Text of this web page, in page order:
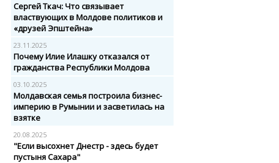
Сергей Ткач: Что связывает
властвующих в Молдове политиков и
«друзей Эпштейна»
23.11.2025
Почему Илие Илашку отказался от
гражданства Республики Молдова
03.10.2025
Молдавская семья построила бизнес-
империю в Румынии и засветилась на
взятке
20.08.2025
"Если высохнет Днестр - здесь будет
пустыня Сахара"